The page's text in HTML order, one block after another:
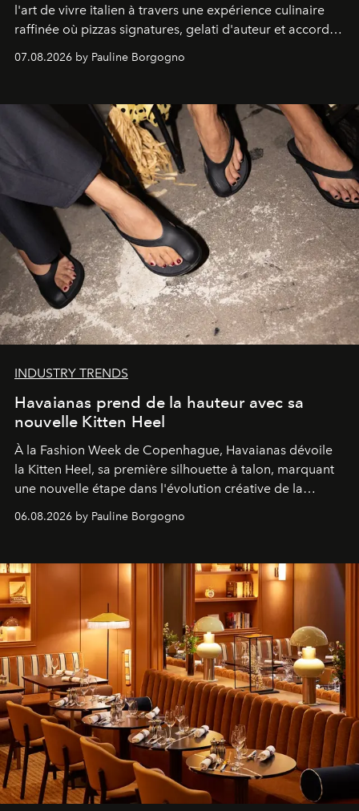
l'art de vivre italien à travers une expérience culinaire
raffinée où pizzas signatures, gelati d'auteur et accords
07.08.2026 by Pauline Borgogno
INDUSTRY TRENDS
Havaianas prend de la hauteur avec sa
nouvelle Kitten Heel
À la Fashion Week de Copenhague, Havaianas dévoile
la Kitten Heel, sa première silhouette à talon, marquant
une nouvelle étape dans l'évolution créative de la
06.08.2026 by Pauline Borgogno